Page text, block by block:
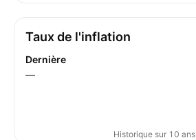
Taux de l'inflation
Dernière
—
Historique sur 10 ans